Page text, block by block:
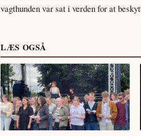
vagthunden var sat i verden for at
LÆS OGSÅ